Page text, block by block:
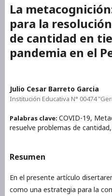
La
para la
de cantidad en
pandemia en el
Julio Cesar Barreto Garcia
Institución Educativa N° 00474
Palabras clave: COVID-19,
resuelve problemas de
Resumen
En el presente artículo
como una estrategia para la